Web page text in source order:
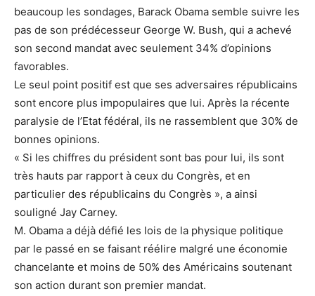
beaucoup les sondages, Barack Obama semble suivre les
pas de son prédécesseur George W. Bush, qui a achevé
son second mandat avec seulement 34% d’opinions
favorables.
Le seul point positif est que ses adversaires républicains
sont encore plus impopulaires que lui. Après la récente
paralysie de l’Etat fédéral, ils ne rassemblent que 30% de
bonnes opinions.
« Si les chiffres du président sont bas pour lui, ils sont
très hauts par rapport à ceux du Congrès, et en
particulier des républicains du Congrès », a ainsi
souligné Jay Carney.
M. Obama a déjà défié les lois de la physique politique
par le passé en se faisant réélire malgré une économie
chancelante et moins de 50% des Américains soutenant
son action durant son premier mandat.